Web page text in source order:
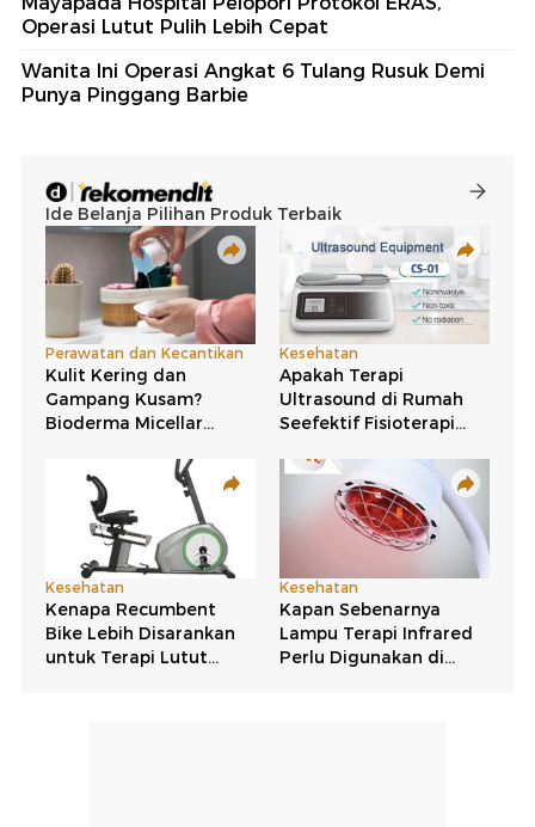
Operasi Lutut Pulih Lebih Cepat
Wanita Ini Operasi Angkat 6 Tulang Rusuk Demi
Punya Pinggang Barbie